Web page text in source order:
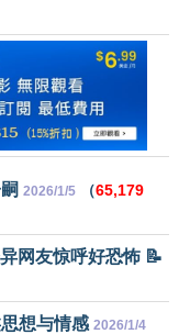
2026/1/5 （65,179
网友惊呼好恐怖 📝
想与情感 2026/1/4